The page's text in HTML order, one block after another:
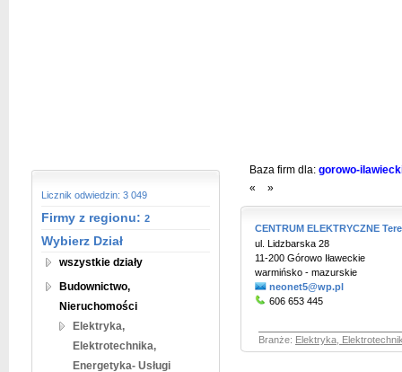
Licznik odwiedzin: 3 049
Firmy z regionu: 2
Wybierz Dział
wszystkie działy
Budownictwo,
Nieruchomości
Elektryka,
Elektrotechnika,
Energetyka- Usługi
Baza firm dla: gorowo-
«
»
CENTRUM ELEKTRYCZNE
ul. Lidzbarska 28
11-200 Górowo Iławeckie
warmińsko - mazurskie
neonet5@wp.pl
606 653 445
Branże: Elektryka,